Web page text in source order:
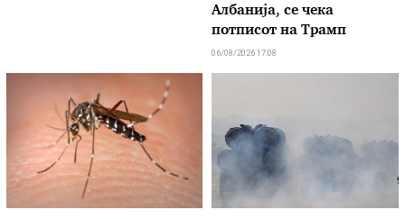
Албанија, се чека
потписот на Трамп
06/08/2026 17:08